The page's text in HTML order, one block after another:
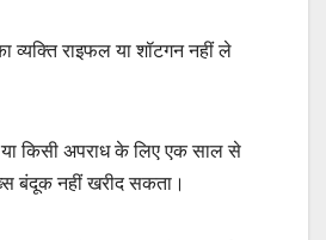
राइफल या शॉटगन नहीं ले
किसी अपराध के लिए एक साल से
बंदूक नहीं खरीद सकता।